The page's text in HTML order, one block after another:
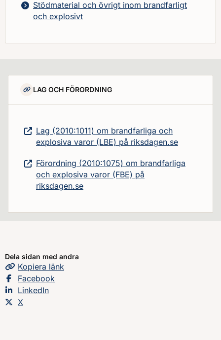
Stödmaterial och övrigt inom brandfarligt
och explosivt
LAG OCH FÖRORDNING
Lag (2010:1011) om brandfarliga och
explosiva varor (LBE) på riksdagen.se
Förordning (2010:1075) om brandfarliga
och explosiva varor (FBE) på
riksdagen.se
Dela sidan med andra
Kopiera sidans
länk
Dela sidan på
Facebook
Dela sidan på
LinkedIn
Dela sidan på
X